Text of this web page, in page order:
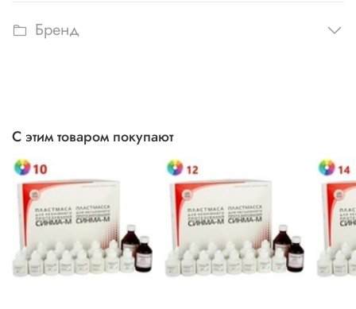
Бренд
С этим товаром покупают